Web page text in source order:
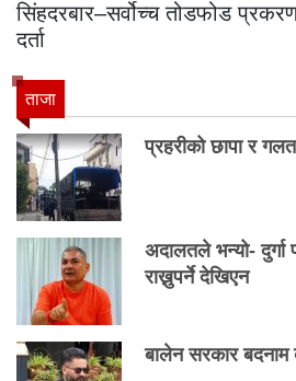
सिंहदरबार–सर्वोच्च तोडफोड
दर्ता
ताजा
प्रहरीको छापा र
अदालतले भन्यो- दुर्गा
राख्नुपर्ने देखिएन
बालेन सरकार